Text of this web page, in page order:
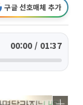
구글 선호매체 추가
00:00 / 01:37